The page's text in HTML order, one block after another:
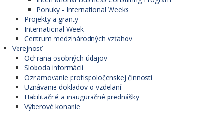
Ponuky - International Weeks
Projekty a granty
International Week
Centrum medzinárodných vzťahov
Verejnosť
Ochrana osobných údajov
Sloboda informácií
Oznamovanie protispoločenskej činnosti
Uznávanie dokladov o vzdelaní
Habilitačné a inauguračné prednášky
Výberové konanie